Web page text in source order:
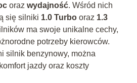
oraz wydajność. Wśród nich
się silniki 1.0 Turbooraz 1.3
ma swoje unikalne cechy,
potrzeby kierowców.
silnik benzynowy, można
jazdy oraz koszty